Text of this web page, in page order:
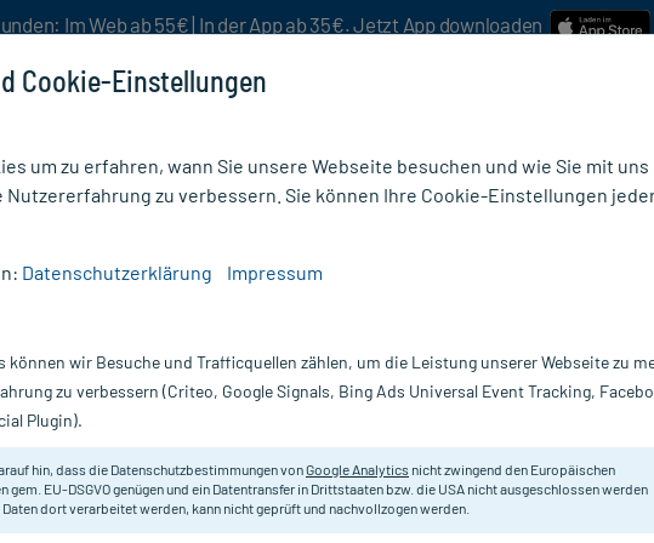
Im Web ab 55€ | In der App ab 35€. Jetzt App downloaden
Nur für kurze Zeit:Gratis-Versand* ab 19€ Mindestbestellwert!
Dermasence
Leichte, parfümfreie Sonnenschutz-Lotion
empfindliche Haut vor Zellschäden durch UV-,
Cookie-Einstellungen
um zu erfahren, wann Sie unsere Webseite besuchen und wie Sie mit uns
Nutzererfahrung zu verbessern. Sie können Ihre Cookie-Einstellungen
Datenschutzerklärung Impressum
können wir Besuche und Trafficquellen zählen, um die Leistung unserer Webseite zu
zu verbessern (Criteo, Google Signals, Bing Ads Universal Event Tracking,
Plugin).
hin, dass die Datenschutzbestimmungen vonGoogle Analytics nicht zwingend den Europäischen
gem. EU-DSGVO genügen und ein Datentransfer in Drittstaaten bzw. die USA nicht ausgeschlossen werden
Daten dort verarbeitet werden, kann nicht geprüft und nachvollzogen werden.